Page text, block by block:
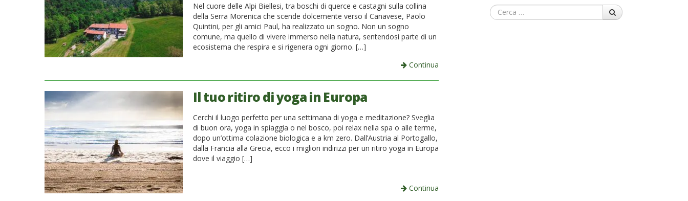
Nel cuore delle Alpi Biellesi, tra boschi di querce e castagni sulla collina
della Serra Morenica che scende dolcemente verso il Canavese, Paolo
Quintini, per gli amici Paul, ha realizzato un sogno. Non un sogno
comune, ma quello di vivere immerso nella natura, sentendosi parte di un
ecosistema che respira e si rigenera ogni giorno. […]
Continua
Il tuo ritiro di yoga in Europa
Cerchi il luogo perfetto per una settimana di yoga e meditazione? Sveglia
di buon ora, yoga in spiaggia o nel bosco, poi relax nella spa o alle terme,
dopo un’ottima colazione biologica e a km zero. Dall’Austria al Portogallo,
dalla Francia alla Grecia, ecco i migliori indirizzi per un ritiro yoga in Europa
dove il viaggio […]
Continua
Cerca